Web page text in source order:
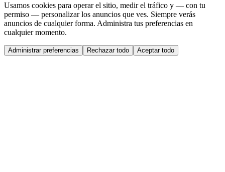
Usamos cookies para operar el sitio, medir el tráfico y — con tu
permiso — personalizar los anuncios que ves. Siempre verás
anuncios de cualquier forma. Administra tus preferencias en
cualquier momento.
Administrar preferencias Rechazar todo Aceptar todo